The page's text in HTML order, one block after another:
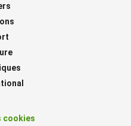
cookies